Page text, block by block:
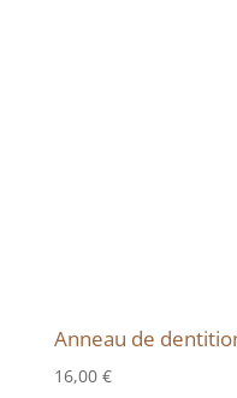
Anneau de
16,00 €